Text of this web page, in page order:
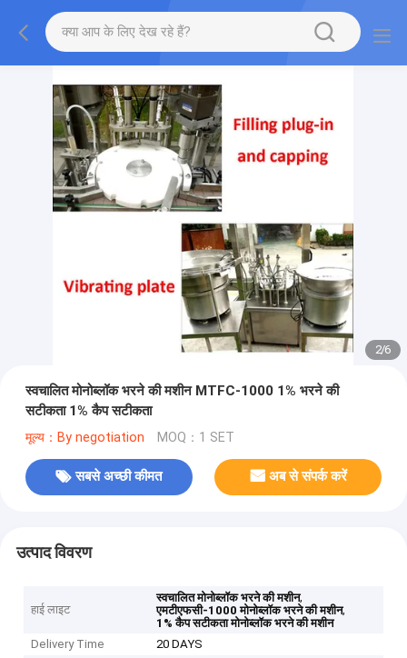
2/6
स्वचालित मोनोब्लॉक भरने की मशीन MTFC-1000 1% भरने की
सटीकता 1% कैप सटीकता
मूल्य：By negotiation MOQ：1 SET
सबसे अच्छी कीमत अब से संपर्क करें
उत्पाद विवरण
हाई लाइट
स्वचालित मोनोब्लॉक भरने की मशीन,
एमटीएफसी-1000 मोनोब्लॉक भरने की मशीन,
1% कैप सटीकता मोनोब्लॉक भरने की मशीन
Delivery Time
20 DAYS